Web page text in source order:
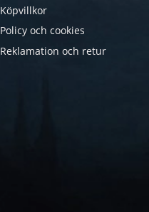
Köpvillkor
Policy och cookies
Reklamation och retur